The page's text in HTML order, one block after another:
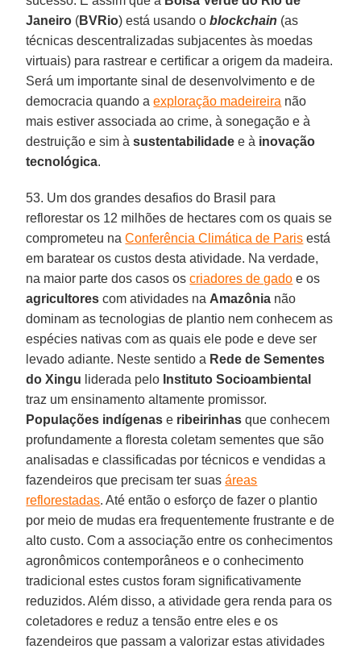
Janeiro (BVRio) está usando oblockchain (as
técnicas descentralizadas subjacentes às moedas
virtuais) para rastrear e certificar a origem da madeira.
Será um importante sinal de desenvolvimento e de
democracia quando aexploração madeireira não
mais estiver associada ao crime, à sonegação e à
destruição e sim àsustentabilidade e à inovação
tecnológica.
53. Um dos grandes desafios do Brasil para
reflorestar os 12 milhões de hectares com os quais se
comprometeu naConferência Climática de Paris está
em baratear os custos desta atividade. Na verdade,
na maior parte dos casos oscriadores de gado e os
agricultores com atividades na Amazônia não
dominam as tecnologias de plantio nem conhecem as
espécies nativas com as quais ele pode e deve ser
levado adiante. Neste sentido a Rede de Sementes
do Xingu liderada pelo Instituto Socioambiental
traz um ensinamento altamente promissor.
Populações indígenase ribeirinhas que conhecem
profundamente a floresta coletam sementes que são
analisadas e classificadas por técnicos e vendidas a
fazendeiros que precisam ter suasáreas
reflorestadas. Até então o esforço de fazer o plantio
por meio de mudas era frequentemente frustrante e de
alto custo. Com a associação entre os conhecimentos
agronômicos contemporâneos e o conhecimento
tradicional estes custos foram significativamente
reduzidos. Além disso, a atividade gera renda para os
coletadores e reduz a tensão entre eles e os
fazendeiros que passam a valorizar estas atividades